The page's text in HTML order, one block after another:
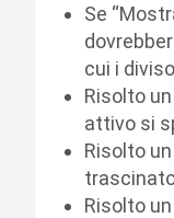
Se
cui i
Risolto
attivo si
Risolto
Risolto